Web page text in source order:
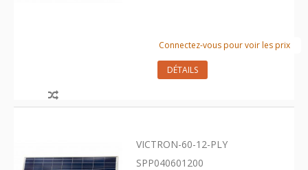
Connectez-vous pour voir les prix
DÉTAILS
VICTRON-60-12-PLY
SPP040601200